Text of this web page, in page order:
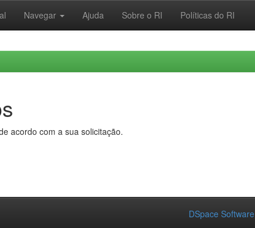
Navegar Ajuda Sobre o RI Políticas do RI
acordo com a sua solicitação.
DSpace Software